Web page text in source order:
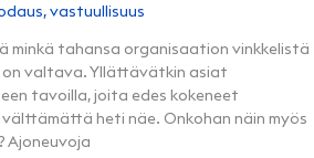
,vastuullisuus
minkä tahansa organisaation vinkkelistä
valtava. Yllättävätkin asiat
tavoilla, joita edes kokeneet
heti näe. Onkohan näin myös
Ajoneuvoja